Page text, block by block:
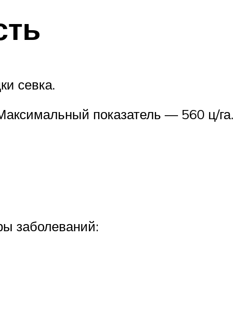
севка.
показатель — 560 ц/га.
заболеваний: